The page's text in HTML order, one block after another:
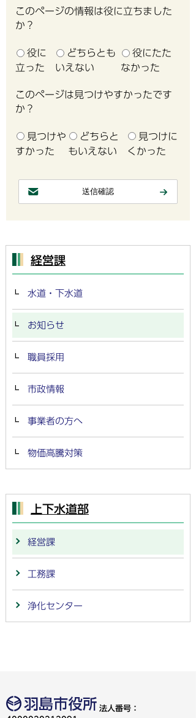
このページの情報は役に立ちました
か？
役に
立った
どちらとも
いえない
役にたた
なかった
このページは見つけやすかったです
か？
見つけや
すかった
どちらと
もいえない
見つけに
くかった
経営課
水道・下水道
お知らせ
職員採用
市政情報
事業者の方へ
物価高騰対策
上下水道部
経営課
工務課
浄化センター
法人番号：